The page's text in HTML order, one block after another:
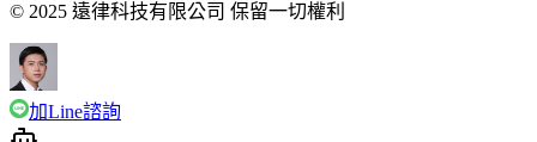
© 2025 遠律科技有限公司 保留一切權利
加Line諮詢